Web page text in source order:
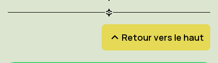
Retour vers le haut